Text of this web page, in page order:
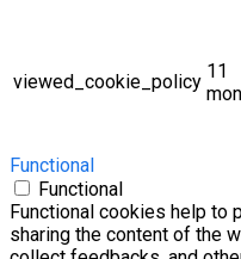
viewed_cookie_policy 11
Functional
Functional
Functional cookies help to
sharing the content of the